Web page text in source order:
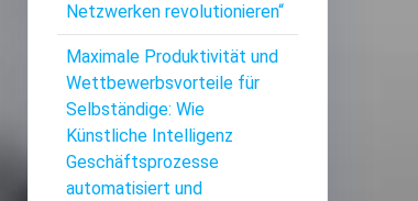
Netzwerken revolutionieren“
Maximale Produktivität und
Wettbewerbsvorteile für
Selbständige: Wie
Künstliche Intelligenz
Geschäftsprozesse
automatisiert und